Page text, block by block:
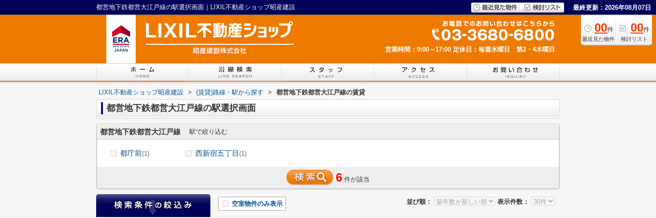
都営地下鉄都営大江戸線の駅選択画面｜LIXIL不動産ショップ昭産建設 最終更新：2026年08月07日
00件
最近見た物件
00件
検討リスト
営業時間：9:00～17:00 定休日：毎週水曜日 第2・4木曜日
LIXIL不動産ショップ昭産建設 > (賃貸)路線・駅から探す > 都営地下鉄都営大江戸線の賃貸
都営地下鉄都営大江戸線の駅選択画面
都営地下鉄都営大江戸線 駅で絞り込む
都庁前(1) 西新宿五丁目 (1)
6 件が該当
並び順： 表示件数：
空室物件のみ表示